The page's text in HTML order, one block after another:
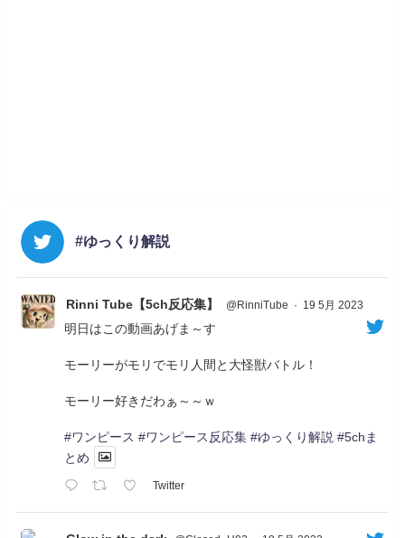
#ゆっくり解説
Rinni Tube【5ch反応集】 @RinniTube · 19 5月 2023
明日はこの動画あげま～す
モーリーがモリでモリ人間と大怪獣バトル！
モーリー好きだわぁ～～ｗ
#ワンピース #ワンピース反応集 #ゆっくり解説 #5chま
とめ
Twitter